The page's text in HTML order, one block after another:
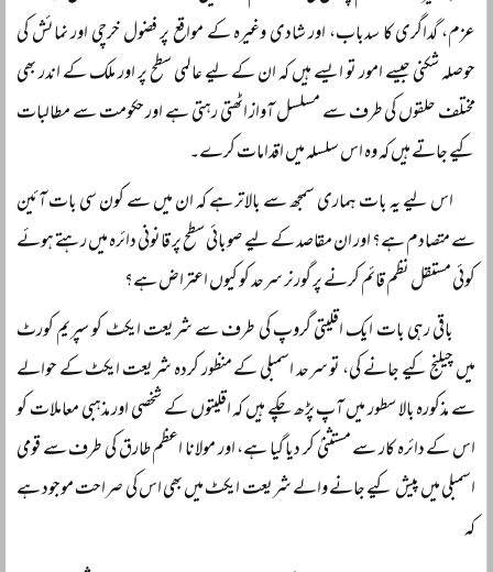
عزم، گداگری کا سدباب، اور شادی وغیرہ کے مواقع پر فضول خرچی اور نمائش کی
حوصلہ شکنی جیسے امور تو ایسے ہیں کہ ان کے لیے عالمی سطح پر اور ملک کے اندر بھی
مختلف حلقوں کی طرف سے مسلسل آواز اٹھتی رہتی ہے اور حکومت سے مطالبات
کیے جاتے ہیں کہ وہ اس سلسلہ میں اقدامات کرے۔
اس لیے یہ بات ہماری سمجھ سے بالاتر ہے کہ ان میں سے کون سی بات آئین
سے متصادم ہے؟ اور ان مقاصد کے لیے صوبائی سطح پر قانونی دائرہ میں رہتے ہوئے
کوئی مستقل نظم قائم کرنے پر گورنر سرحد کو کیوں اعتراض ہے؟
باقی رہی بات ایک اقلیتی گروپ کی طرف سے شریعت ایکٹ کو سپریم کورٹ
میں چیلنج کیے جانے کی، تو سرحد اسمبلی کے منظور کردہ شریعت ایکٹ کے حوالے
سے مذکورہ بالا سطور میں آپ پڑھ چکے ہیں کہ اقلیتوں کے شخصی اور مذہبی معاملات کو
اس کے دائرہ کار سے مستثنیٰ کر دیا گیا ہے، اور مولانا اعظم طارق کی طرف سے قومی
اسمبلی میں پیش کیے جانے والے شریعت ایکٹ میں بھی اس کی صراحت موجود ہے
کہ